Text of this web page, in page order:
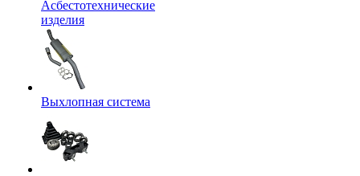
Асбестотехнические
изделия
Выхлопная система